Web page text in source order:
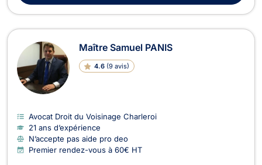
Maître Samuel PANIS
4.6 (9 avis)
Avocat Droit du Voisinage Charleroi
21 ans d’expérience
N’accepte pas aide pro deo
Premier rendez-vous à 60€ HT